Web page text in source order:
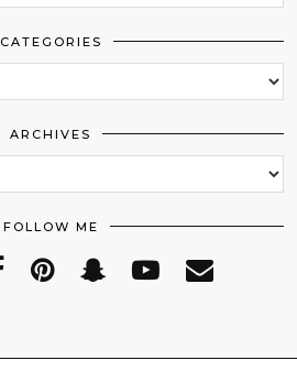
CATEGORIES
ARCHIVES
FOLLOW ME